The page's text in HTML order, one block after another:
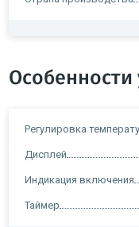
Особенности
Регулировка
Дисплей
Индикация включения
Таймер